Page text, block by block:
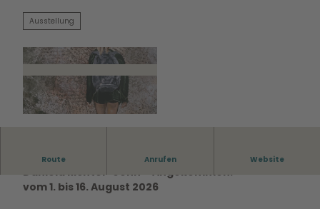
Ausstellung
Route Anrufen Website
Kunstausstellung „Kunst bei Hempel“
Daniela Richter-John – Angekommen.
vom 1. bis 16. August 2026